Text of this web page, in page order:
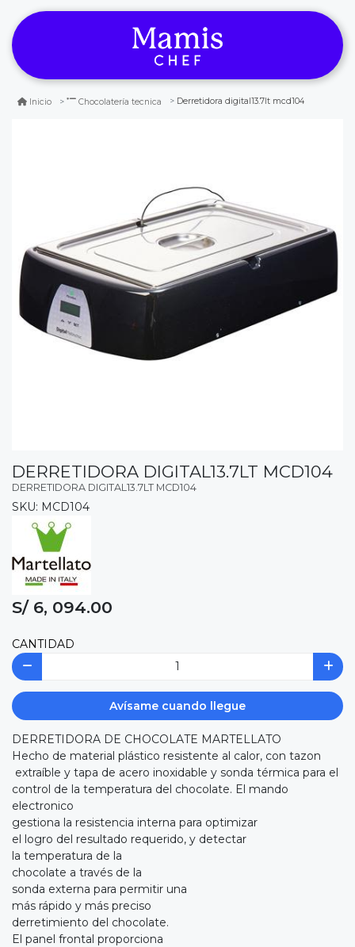
Inicio Chocolatería tecnica Derretidora digital13.7lt mcd104
DERRETIDORA DIGITAL13.7LT MCD104
DERRETIDORA DIGITAL13.7LT MCD104
SKU: MCD104
S/ 6, 094.00
CANTIDAD
Avísame cuando llegue
DERRETIDORA DE CHOCOLATE MARTELLATO
Hecho de material plástico resistente al calor, con tazon
extraíble y tapa de acero inoxidable y sonda térmica para el
control de la temperatura del chocolate. El mando
electronico
gestiona la resistencia interna para optimizar
el logro del resultado requerido, y detectar
la temperatura de la
chocolate a través de la
sonda externa para permitir una
más rápido y más preciso
derretimiento del chocolate.
El panel frontal proporciona